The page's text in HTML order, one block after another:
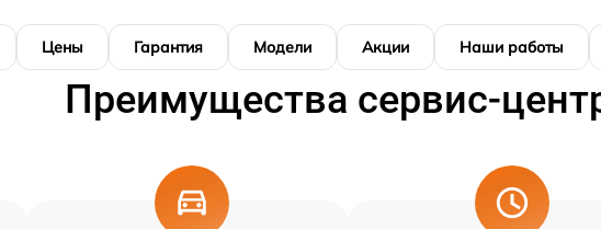
Цены Гарантия Модели Акции Наши работы
Преимущества сервис-